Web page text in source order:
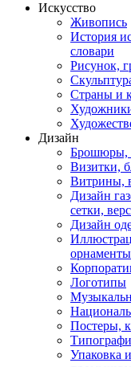
Искусство
Живопись
История
словари
Рисунок,
Страны и
Дизайн
Брошюры,
Визитки,
Витрины,
Дизайн
сетки,
Дизайн
орнаменты
Логотипы
Постеры,
Упаковка